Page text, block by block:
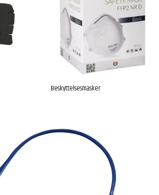
Beskyttelsesmasker